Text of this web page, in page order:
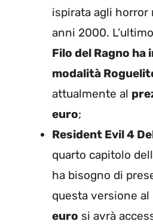
ispirata agli horror
anni 2000.
Filo del Ragno
modalità
attualmente al
euro;
Resident Evil 4
quarto capitolo
ha bisogno di
questa versione al
euro si avrà